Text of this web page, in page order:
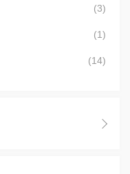
(3)
(1)
(14)